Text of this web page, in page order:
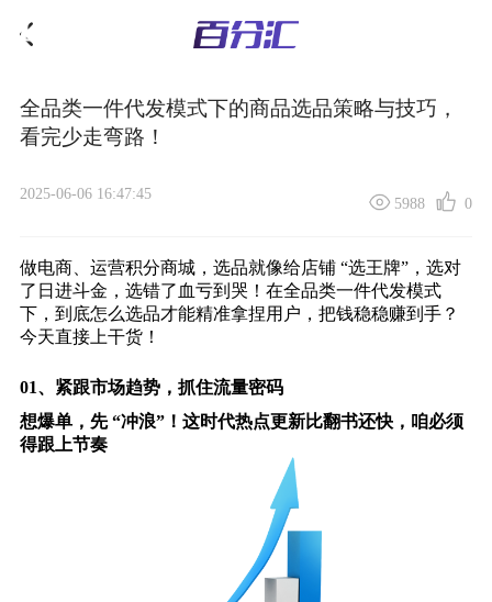
全品类一件代发模式下的商品选品策略与技巧，
看完少走弯路！
2025-06-06 16:47:45
5988 0
做电商、 运营积分商城，选品就像给店铺 “选王牌”，选对
了日进斗金，选错了血亏到哭！在全品类一件代发模式
下，到底怎么选品才能精准拿捏用户，把钱稳稳赚到手？
今天直接上干货！
01、 紧跟市场趋势，抓住流量密码
想爆单，先 “冲浪”！这时代热点更新比翻书还快，咱必须
得跟上节奏